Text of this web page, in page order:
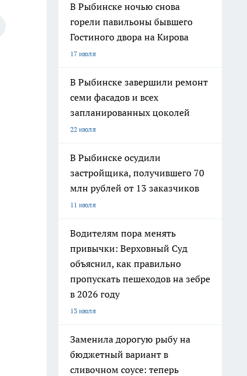
В Рыбинске ночью снова
горели павильоны бывшего
Гостиного двора на Кирова
17 июля
В Рыбинске завершили ремонт
семи фасадов и всех
запланированных цоколей
22 июля
В Рыбинске осудили
застройщика, получившего 70
млн рублей от 13 заказчиков
11 июля
Водителям пора менять
привычки: Верховный Суд
объяснил, как правильно
пропускать пешеходов на зебре
в 2026 году
13 июля
Заменила дорогую рыбу на
бюджетный вариант в
сливочном соусе: теперь